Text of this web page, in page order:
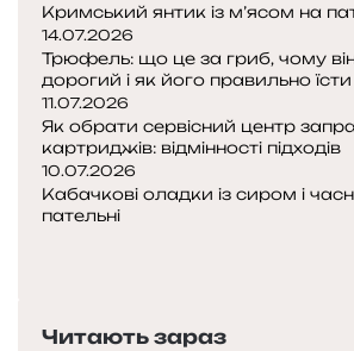
Кримський янтик із м’ясом на
14.07.2026
Трюфель: що це за гриб, чому
дорогий і як його правильно їсти
11.07.2026
Як обрати сервісний центр
картриджів: відмінності підходів
10.07.2026
Кабачкові оладки із сиром і
пательні
Читають зараз